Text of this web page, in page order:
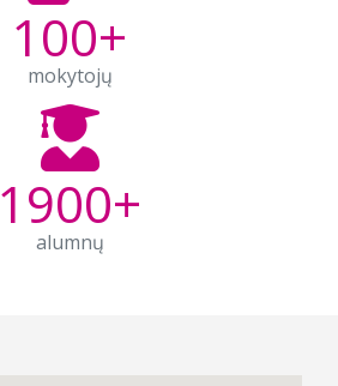
100+
mokytojų
1900+
alumnų